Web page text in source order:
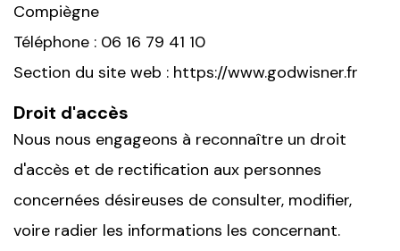
Compiègne
Téléphone : 06 16 79 41 10
Section du site web : https://www.godwisner.fr
Droit d'accès
Nous nous engageons à reconnaître un droit
d'accès et de rectification aux personnes
concernées désireuses de consulter, modifier,
voire radier les informations les concernant.